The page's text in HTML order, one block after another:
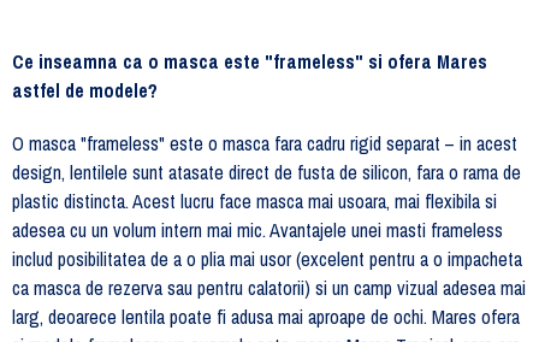
Ce inseamna ca o masca este "frameless" si ofera Mares
astfel de modele?
O masca "frameless" este o masca fara cadru rigid separat – in acest
design, lentilele sunt atasate direct de fusta de silicon, fara o rama de
plastic distincta. Acest lucru face masca mai usoara, mai flexibila si
adesea cu un volum intern mai mic. Avantajele unei masti frameless
includ posibilitatea de a o plia mai usor (excelent pentru a o impacheta
ca masca de rezerva sau pentru calatorii) si un camp vizual adesea mai
larg, deoarece lentila poate fi adusa mai aproape de ochi. Mares ofera